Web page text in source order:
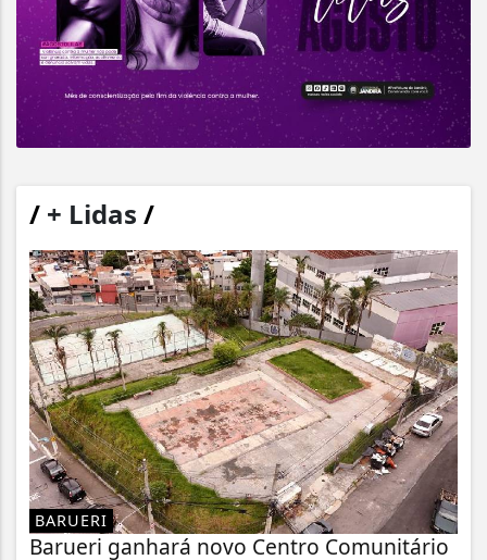
/ + Lidas /
BARUERI
Barueri ganhará novo Centro Comunitário